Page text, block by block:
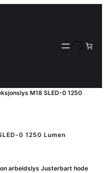
M18 SLED-0 1250
0 1250 Lumen
arbeidslys Justerbart hode